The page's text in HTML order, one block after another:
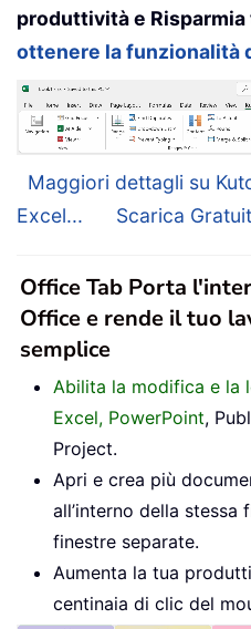
produttività e Risparmia
ottenere la funzionalità
Maggiori dettagli su
Excel...
Scarica
Office Tab Porta
Office e rende il tuo
semplice
Abilita la modifica e la
Excel, PowerPoint,
Project.
Apri e crea più
all’interno della stessa
finestre separate.
Aumenta la tua
centinaia di clic del